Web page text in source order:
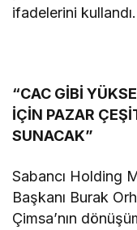
ifadelerini kullandı.
“CAC GİBİ
İÇİN PAZAR
SUNACAK”
Sabancı Holding
Başkanı Burak
Çimsa’nın